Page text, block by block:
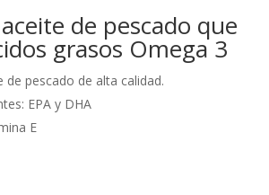
de pescado que
grasos Omega 3
de pescado de alta calidad.
EPA y DHA
E